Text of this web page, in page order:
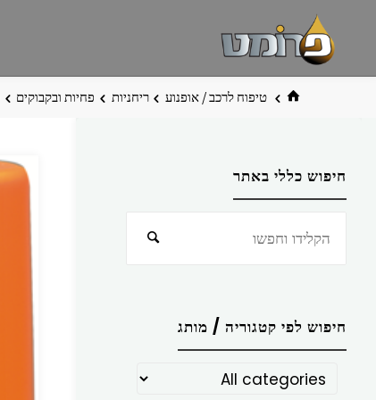
בית טיפוח לרכב / אופנוע ריחניות פחיות ובקבוקים
חיפוש כללי באתר
חיפוש
חיפוש לפי קטגוריה / מותג